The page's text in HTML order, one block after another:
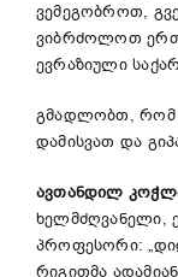
ვემეგობროთ,
ვიბრძოლოთ
ევრაზიული
გმადლობთ, რომ
დამისვათ და
ავთანდილ
ხელმძღვანელი,
პროფესორი:
რიგითმა